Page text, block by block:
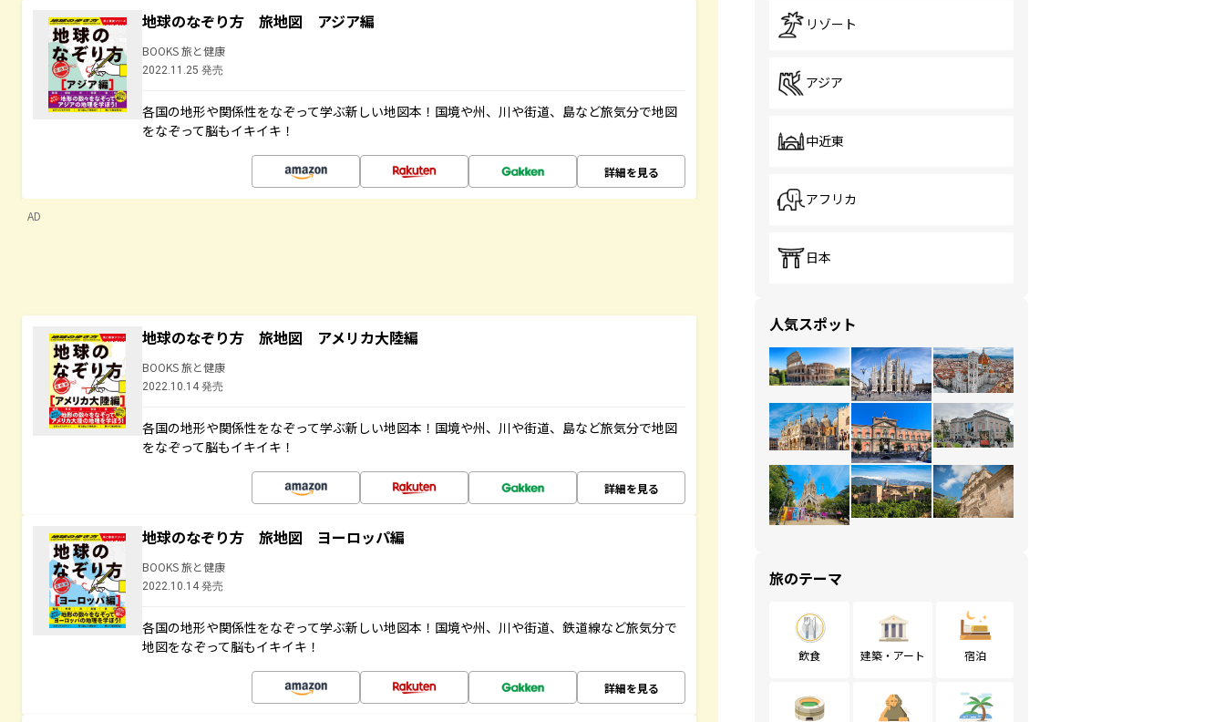
地球のなぞり方 旅地図 アジア編
BOOKS 旅と健康
2022.11.25 発売
各国の地形や関係性をなぞって学ぶ新しい地図本！国境や州、川や街道、島など旅気分で地図
をなぞって脳もイキイキ！
詳細を見る
AD
地球のなぞり方 旅地図 アメリカ大陸編
BOOKS 旅と健康
2022.10.14 発売
各国の地形や関係性をなぞって学ぶ新しい地図本！国境や州、川や街道、島など旅気分で地図
をなぞって脳もイキイキ！
詳細を見る
地球のなぞり方 旅地図 ヨーロッパ編
BOOKS 旅と健康
2022.10.14 発売
各国の地形や関係性をなぞって学ぶ新しい地図本！国境や州、川や街道、鉄道線など旅気分で
地図をなぞって脳もイキイキ！
詳細を見る
リゾート
アジア
中近東
アフリカ
日本
人気スポット
旅のテーマ
飲食 建築・アート 宿泊